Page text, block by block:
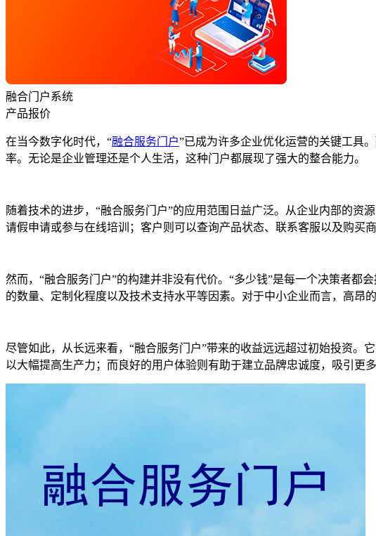
融合门户系统
产品报价
在当今数字化时代，“融合服务门户”已成为许多企业优化运营的关键工具
率。无论是企业管理还是个人生活，这种门户都展现了强大的整合能力。
随着技术的进步，“融合服务门户”的应用范围日益广泛。从企业内部的
请假申请或参与在线培训；客户则可以查询产品状态、联系客服以及购买
然而，“融合服务门户”的构建并非没有代价。“多少钱”是每一个决策者
的数量、定制化程度以及技术支持水平等因素。对于中小企业而言，高昂
尽管如此，从长远来看，“融合服务门户”带来的收益远远超过初始投资
以大幅提高生产力；而良好的用户体验则有助于建立品牌忠诚度，吸引更多